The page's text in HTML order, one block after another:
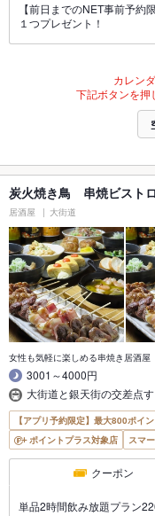
【前日までのNET事前予約
１つプレゼント！
カレン
下記ボタンを押
炭火焼き鳥 串焼ビスト
居酒屋 大街道
女性も気軽に楽しめる串焼き居酒屋
3001～4000円
大街道と銀天街の交差点
【アプリ予約限定】最大800ポイ
ポイントプラス対象店
スマ
クーポン
単品2時間飲み放題プラン